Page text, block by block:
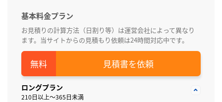
基本料金プラン
お見積りの計算方法（日割り等）は運営会社によって異なり
ます。当サイトからの見積もり依頼は24時間対応中です。
見積書を依頼
ロングプラン
210日以上～365日未満